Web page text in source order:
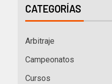
CATEGORÍAS
Arbitraje
Campeonatos
Cursos